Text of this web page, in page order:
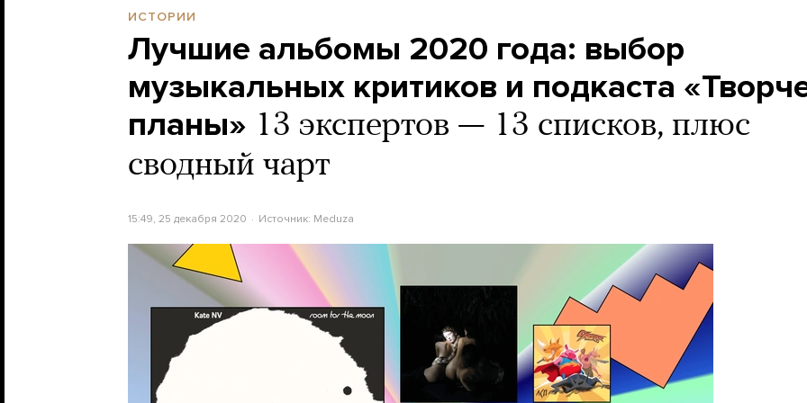
ИСТОРИИ
Лучшие альбомы 2020 года: выбор
музыкальных критиков и подкаста
планы» 13 экспертов — 13 списков, плюс
сводный чарт
15:49, 25 декабря 2020 Источник: Meduza